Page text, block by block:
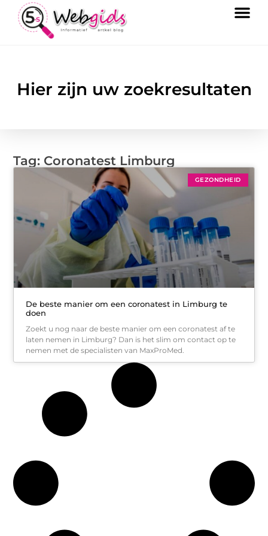
Hier zijn uw zoekresultaten
Tag: Coronatest Limburg
GEZONDHEID
De beste manier om een coronatest in Limburg te
doen
Zoekt u nog naar de beste manier om een coronatest af te
laten nemen in Limburg? Dan is het slim om contact op te
nemen met de specialisten van MaxProMed.